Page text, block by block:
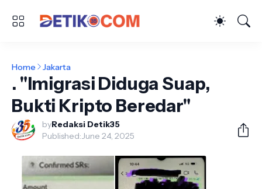
Home Jakarta
. "Imigrasi Diduga Suap,
Bukti Kripto Beredar"
byRedaksi Detik35
Published:June 24, 2025